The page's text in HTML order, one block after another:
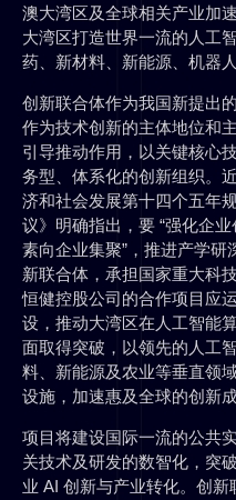
澳大湾区及全球相关产业加
大湾区打造世界一流的人工
药、新材料、新能源、机器
创新联合体作为我国新提出
作为技术创新的主体地位和
引导推动作用，以关键核心
务型、体系化的创新组织。
济和社会发展第十四个五年
议》明确指出，要 “强化企
素向企业集聚”，推进产学研
新联合体，承担国家重大科
恒健控股公司的合作项目应
设，推动大湾区在人工智能
面取得突破，以领先的人工
料、新能源及农业等垂直领
设施，加速惠及全球的创新
项目将建设国际一流的公共
关技术及研发的数智化，突
业 AI 创新与产业转化。创